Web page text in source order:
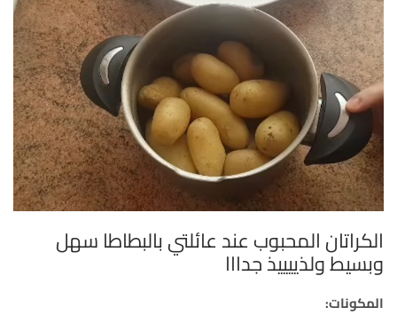
الكراتان المحبوب عند عائلتي بالبطاطا سهل
وبسيط ولذييييذ جدااا
المكونات: